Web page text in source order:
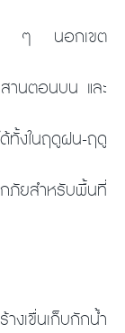
ง ๆ นอกเขต
านตอนบน และ
ทั้งในฤดูฝน-ฤดู
ภัยสำหรับพื้นที่
เขื่นเก็บกักน้ำ